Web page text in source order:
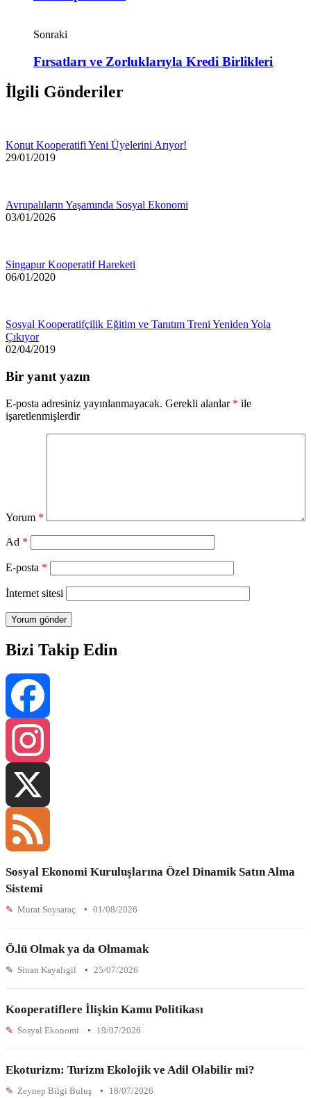
Sonraki
Fırsatları ve Zorluklarıyla Kredi Birlikleri
İlgili Gönderiler
Konut Kooperatifi Yeni Üyelerini Arıyor!
29/01/2019
Avrupalıların Yaşamında Sosyal Ekonomi
03/01/2026
Singapur Kooperatif Hareketi
06/01/2020
Sosyal Kooperatifçilik Eğitim ve Tanıtım Treni Yeniden Yola
Çıkıyor
02/04/2019
Bir yanıt yazın
E-posta adresiniz yayınlanmayacak. Gerekli alanlar * ile
işaretlenmişlerdir
Yorum *
Ad *
E-posta *
İnternet sitesi
Bizi Takip Edin
Facebook
Instagram
X
Feed
Sosyal Ekonomi Kuruluşlarına Özel Dinamik Satın Alma
Sistemi
Murat Soysaraç 01/08/2026
Ö.lü Olmak ya da Olmamak
Sinan Kayalıgil 25/07/2026
Kooperatiflere İlişkin Kamu Politikası
Sosyal Ekonomi 19/07/2026
Ekoturizm: Turizm Ekolojik ve Adil Olabilir mi?
Zeynep Bilgi Buluş 18/07/2026